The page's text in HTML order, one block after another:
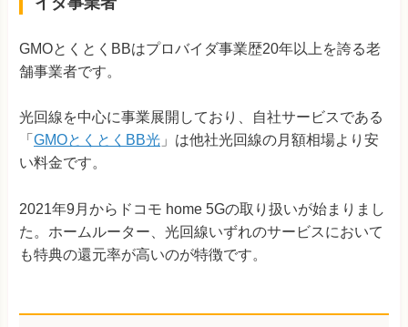
GMOとくとくBBはプロバイダ事業歴20年以上を誇る老
舗事業者です。
光回線を中心に事業展開しており、自社サービスである
「 GMOとくとくBB光 」は他社光回線の月額相場より安
い料金です。
2021年9月からドコモ home 5Gの取り扱いが始まりまし
た。ホームルーター、光回線いずれのサービスにおいて
も特典の還元率が高いのが特徴です。